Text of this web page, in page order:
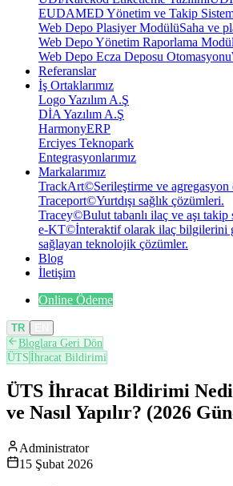
EUDAMED Yönetim ve Takip
Web Depo Plasiyer ModülüSaha ve
Web Depo Yönetim Raporlama
Web Depo Ecza Deposu Otomasyonu
Referanslar
İş Ortaklarımız
Logo Yazılım A.Ş
DİA Yazılım A.Ş
HarmonyERP
Erciyes Teknopark
Entegrasyonlarımız
Markalarımız
TrackArt©Serileştirme ve
Traceport©Yurtdışı sağlık çözümleri.
Tracey©Bulut tabanlı ilaç ve aşı takip
e-KT©İnteraktif olarak ilaç bilgilerini
sağlayan teknolojik çözümler.
Blog
İletişim
Online Ödeme
TR
Bloglara Geri Dön
ÜTS İhracat Bildirimi
ÜTS İhracat Bildirimi
ve Nasıl Yapılır? (2026
Administrator
15 Şubat 2026